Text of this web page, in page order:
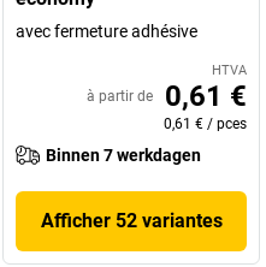
avec fermeture adhésive
HTVA
à partir de 0,61 €
0,61 € / pces
Binnen 7 werkdagen
Afficher 52 variantes